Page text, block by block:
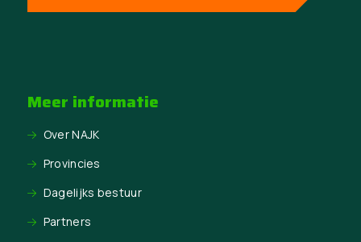
Meer informatie
Over NAJK
Provincies
Dagelijks bestuur
Partners